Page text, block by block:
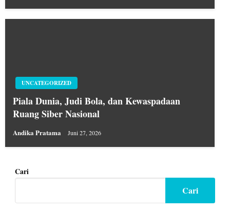
UNCATEGORIZED
Piala Dunia, Judi Bola, dan Kewaspadaan
Ruang Siber Nasional
Andika Pratama Juni 27, 2026
Cari
Cari